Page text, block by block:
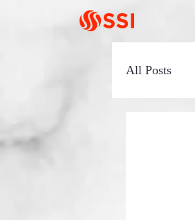
All Posts